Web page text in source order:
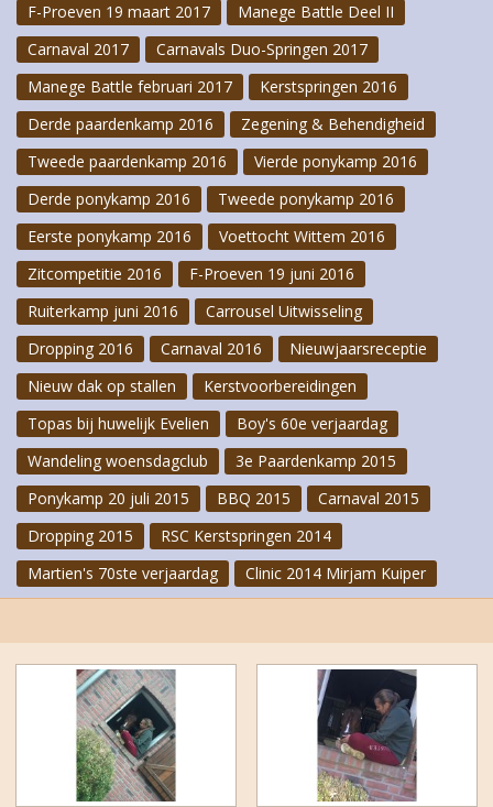
F-Proeven 19 maart 2017
Manege Battle Deel II
Carnaval 2017
Carnavals Duo-Springen 2017
Manege Battle februari 2017
Kerstspringen 2016
Derde paardenkamp 2016
Zegening & Behendigheid
Tweede paardenkamp 2016
Vierde ponykamp 2016
Derde ponykamp 2016
Tweede ponykamp 2016
Eerste ponykamp 2016
Voettocht Wittem 2016
Zitcompetitie 2016
F-Proeven 19 juni 2016
Ruiterkamp juni 2016
Carrousel Uitwisseling
Dropping 2016
Carnaval 2016
Nieuwjaarsreceptie
Nieuw dak op stallen
Kerstvoorbereidingen
Topas bij huwelijk Evelien
Boy's 60e verjaardag
Wandeling woensdagclub
3e Paardenkamp 2015
Ponykamp 20 juli 2015
BBQ 2015
Carnaval 2015
Dropping 2015
RSC Kerstspringen 2014
Martien's 70ste verjaardag
Clinic 2014 Mirjam Kuiper